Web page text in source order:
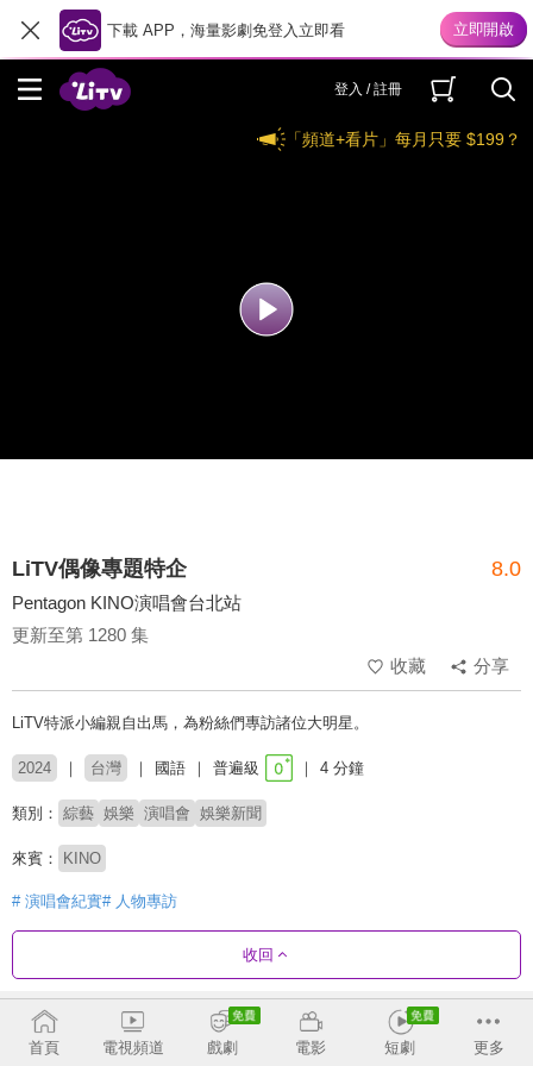
下載 APP，海量影劇免登入立即看
登入 / 註冊
「頻道+看片」每月只要 $199？
LiTV偶像專題特企 8.0
Pentagon KINO演唱會台北站
更新至第 1280 集
收藏
分享
LiTV特派小編親自出馬，為粉絲們專訪諸位大明星。
2024 台灣 國語 普遍級 4 分鐘
類別： 綜藝 娛樂 演唱會 娛樂新聞
來賓： KINO
# 演唱會紀實# 人物專訪
收回
劇集列表 反序 收合
首頁 電視頻道 戲劇 電影 短劇 更多